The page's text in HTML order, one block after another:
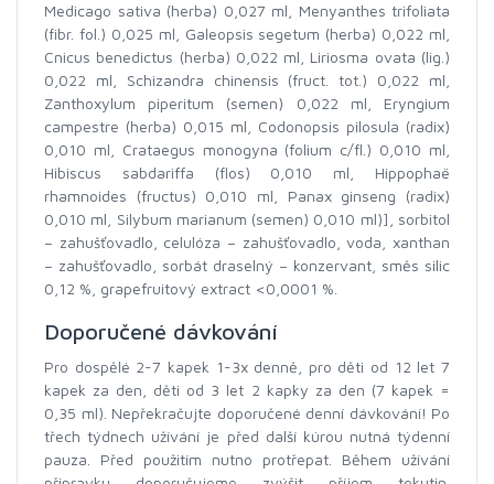
Medicago sativa (herba) 0,027 ml, Menyanthes trifoliata
(fibr. fol.) 0,025 ml, Galeopsis segetum (herba) 0,022 ml,
Cnicus benedictus (herba) 0,022 ml, Liriosma ovata (lig.)
0,022 ml, Schizandra chinensis (fruct. tot.) 0,022 ml,
Zanthoxylum piperitum (semen) 0,022 ml, Eryngium
campestre (herba) 0,015 ml, Codonopsis pilosula (radix)
0,010 ml, Crataegus monogyna (folium c/fl.) 0,010 ml,
Hibiscus sabdariffa (flos) 0,010 ml, Hippophaë
rhamnoides (fructus) 0,010 ml, Panax ginseng (radix)
0,010 ml, Silybum marianum (semen) 0,010 ml)], sorbitol
– zahušťovadlo, celulóza – zahušťovadlo, voda, xanthan
– zahušťovadlo, sorbát draselný – konzervant, směs silic
0,12 %, grapefruitový extract <0,0001 %.
Doporučené dávkování
Pro dospělé 2-7 kapek 1-3x denně, pro děti od 12 let 7
kapek za den, děti od 3 let 2 kapky za den (7 kapek =
0,35 ml). Nepřekračujte doporučené denní dávkování! Po
třech týdnech užívání je před další kúrou nutná týdenní
pauza. Před použitím nutno protřepat. Během užívání